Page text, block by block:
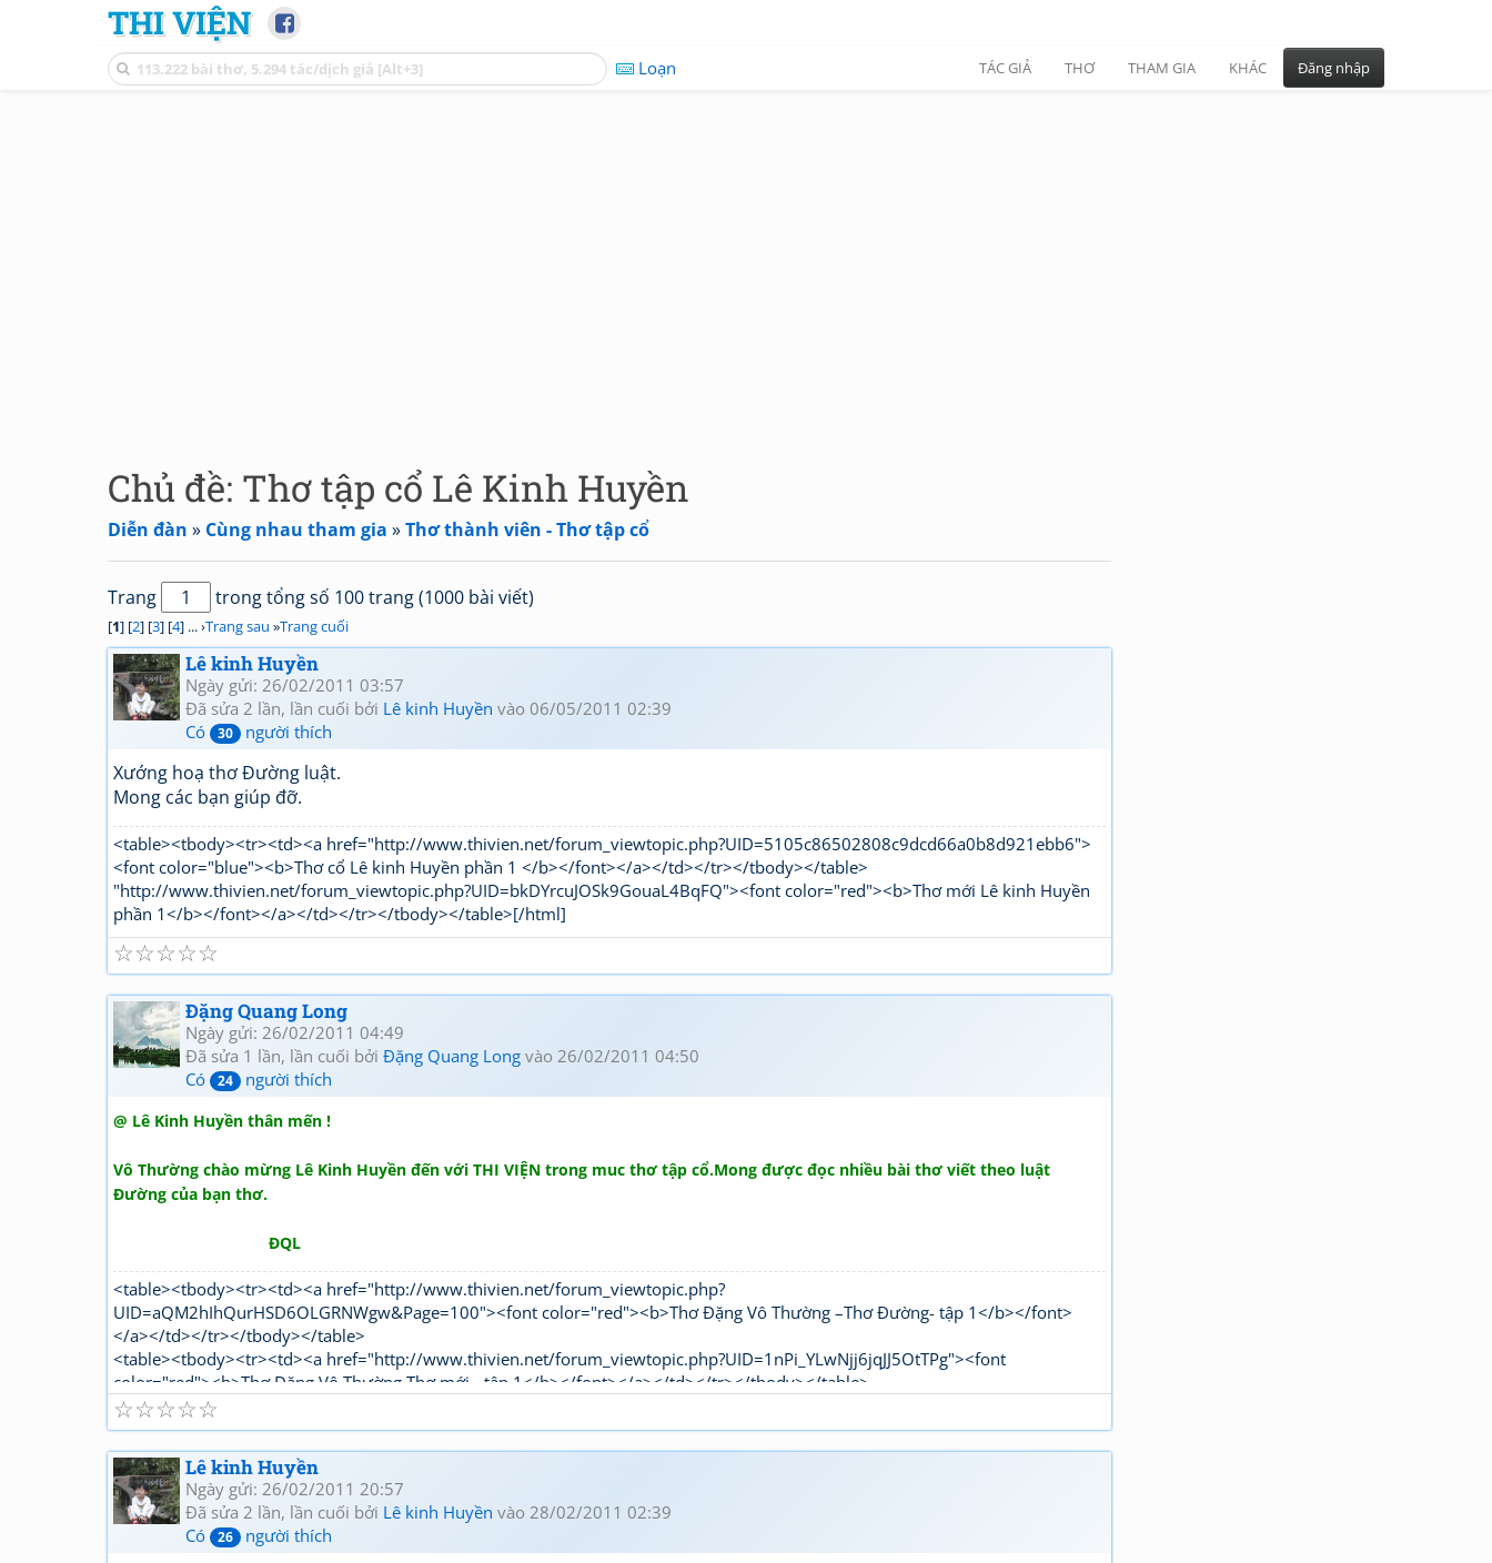
THI VIỆN
Loạn TÁC GIẢ THƠ THAM GIA KHÁC Đăng nhập
Chủ đề: Thơ tập cổ Lê Kinh Huyền
Diễn đàn » Cùng nhau tham gia »Thơ thành viên - Thơ tập cổ
Trang trong tổng số 100 trang (1000 bài viết)
[1] [2] [3] [4] ... ›Trang sau »Trang cuối
Lê kinh Huyền
Ngày gửi: 26/02/2011 03:57
Đã sửa 2 lần, lần cuối bởi Lê kinh Huyền vào 06/05/2011 02:39
Có
30 người thích
Xướng hoạ thơ Đường luật.
Mong các bạn giúp đỡ.
<table><tbody><tr><td><a href="http://www.thivien.net/forum_viewtopic.php?UID=5105c86502808c9dcd66a0b8d921ebb6">
<font color="blue"><b>Thơ cổ Lê kinh Huyền phần 1 </b></font></a></td></tr></tbody></table>
"http://www.thivien.net/forum_viewtopic.php?UID=bkDYrcuJOSk9GouaL4BqFQ"><font color="red"><b>Thơ mới Lê kinh Huyền
phần 1</b></font></a></td></tr></tbody></table>[/html]
☆
☆
☆
☆
☆
Đặng Quang Long
Ngày gửi: 26/02/2011 04:49
Đã sửa 1 lần, lần cuối bởi Đặng Quang Long vào 26/02/2011 04:50
Có
24 người thích
@ Lê Kinh Huyền thân mến !
Vô Thường chào mừng Lê Kinh Huyền đến với THI VIỆN trong muc thơ tập cổ.Mong được đọc nhiều bài thơ viết theo luật
Đường của bạn thơ.
ĐQL
<table><tbody><tr><td><a href="http://www.thivien.net/forum_viewtopic.php?
UID=aQM2hIhQurHSD6OLGRNWgw&Page=100"><font color="red"><b>Thơ Đặng Vô Thường –Thơ Đường- tập 1</b></font>
</a></td></tr></tbody></table>
<table><tbody><tr><td><a href="http://www.thivien.net/forum_viewtopic.php?UID=1nPi_YLwNjj6jqJJ5OtTPg"><font
color="red"><b>Thơ Đặng Vô Thường Thơ mới - tập 1</b></font></a></td></tr></tbody></table>
☆
☆
☆
☆
☆
Lê kinh Huyền
Ngày gửi: 26/02/2011 20:57
Đã sửa 2 lần, lần cuối bởi Lê kinh Huyền vào 28/02/2011 02:39
Có
26 người thích